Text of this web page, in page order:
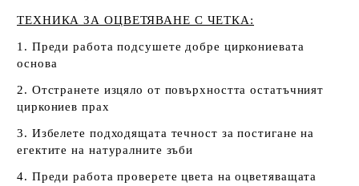
ТЕХНИКА ЗА ОЦВЕТЯВАНЕ С ЧЕТКА:
1. Преди работа подсушете добре циркониевата
основа
2. Отстранете изцяло от повърхността остатъчният
циркониев прах
3. Избелете подходящата течност за постигане на
егектите на натуралните зъби
4. Преди работа проверете цвета на оцветяващата